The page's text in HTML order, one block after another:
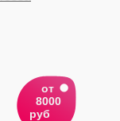
от
8000
руб